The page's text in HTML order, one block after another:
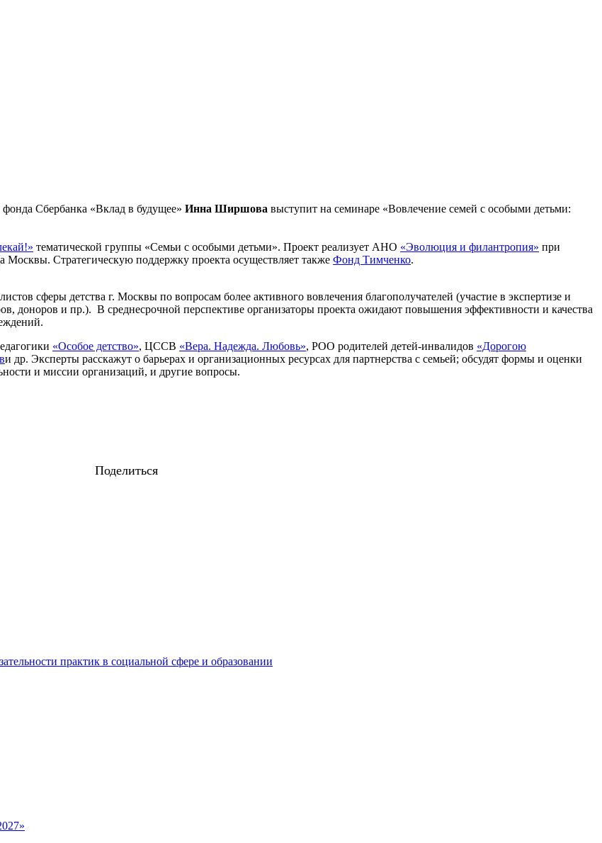
фонда Сбербанка «Вклад в будущее» Инна Ширшова выступит на семинаре «Вовлечение семей с особыми детьми:
тематической группы «Семьи с особыми детьми». Проект реализует АНО «Эволюция и филантропия» при
Москвы. Стратегическую поддержку проекта осуществляет также Фонд Тимченко.
сферы детства г. Москвы по вопросам более активного вовлечения благополучателей (участие в экспертизе и
доноров и пр.). В среднесрочной перспективе организаторы проекта ожидают повышения эффективности и качества
«Особое детство», ЦССВ «Вера. Надежда. Любовь», РОО родителей детей-инвалидов «Дорогою
и др. Эксперты расскажут о барьерах и организационных ресурсах для партнерства с семьей; обсудят формы и оценки
и миссии организаций, и другие вопросы.
Поделиться
практик в социальной сфере и образовании